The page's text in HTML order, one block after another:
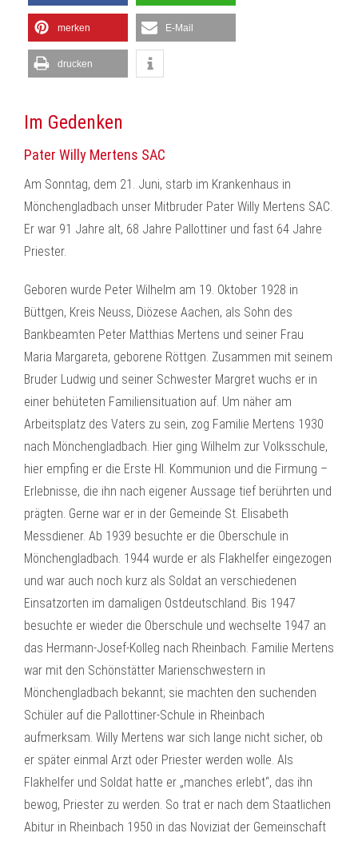
merken E-Mail
drucken
Im Gedenken
Pater Willy Mertens SAC
Am Sonntag, dem 21. Juni, starb im Krankenhaus in
Mönchengladbach unser Mitbruder Pater Willy Mertens SAC.
Er war 91 Jahre alt, 68 Jahre Pallottiner und fast 64 Jahre
Priester.
Geboren wurde Peter Wilhelm am 19. Oktober 1928 in
Büttgen, Kreis Neuss, Diözese Aachen, als Sohn des
Bankbeamten Peter Matthias Mertens und seiner Frau
Maria Margareta, geborene Röttgen. Zusammen mit seinem
Bruder Ludwig und seiner Schwester Margret wuchs er in
einer behüteten Familiensituation auf. Um näher am
Arbeitsplatz des Vaters zu sein, zog Familie Mertens 1930
nach Mönchengladbach. Hier ging Wilhelm zur Volksschule,
hier empfing er die Erste Hl. Kommunion und die Firmung –
Erlebnisse, die ihn nach eigener Aussage tief berührten und
prägten. Gerne war er in der Gemeinde St. Elisabeth
Messdiener. Ab 1939 besuchte er die Oberschule in
Mönchengladbach. 1944 wurde er als Flakhelfer eingezogen
und war auch noch kurz als Soldat an verschiedenen
Einsatzorten im damaligen Ostdeutschland. Bis 1947
besuchte er wieder die Oberschule und wechselte 1947 an
das Hermann-Josef-Kolleg nach Rheinbach. Familie Mertens
war mit den Schönstätter Marienschwestern in
Mönchengladbach bekannt; sie machten den suchenden
Schüler auf die Pallottiner-Schule in Rheinbach
aufmerksam. Willy Mertens war sich lange nicht sicher, ob
er später einmal Arzt oder Priester werden wolle. Als
Flakhelfer und Soldat hatte er „manches erlebt“, das ihn
bewog, Priester zu werden. So trat er nach dem Staatlichen
Abitur in Rheinbach 1950 in das Noviziat der Gemeinschaft